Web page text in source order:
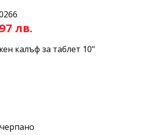
лв.
калъф за таблет 10"